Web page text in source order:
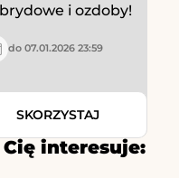
interesuje:
i ozdoby!
do 07.01.2026 23:59
SKORZYSTAJ